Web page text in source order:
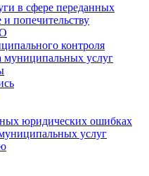
в сфере переданных
попечительству
контроля
муниципальных услуг
юридических ошибках
услуг